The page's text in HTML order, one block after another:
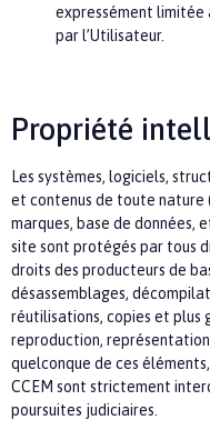
expressément limitée
par l’Utilisateur.
Propriété
Les systèmes, logiciels,
et contenus de toute nature
marques, base de données,
site sont protégés par tous
droits des producteurs de
désassemblages,
réutilisations, copies et plus
reproduction,
quelconque de ces
CCEM sont strictement
poursuites judiciaires.